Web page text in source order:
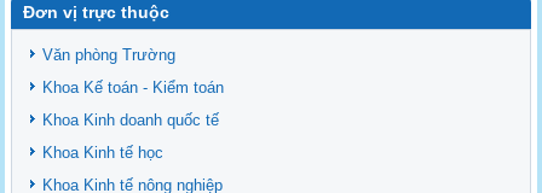
Đơn vị trực thuộc
Văn phòng Trường
Khoa Kế toán - Kiểm toán
Khoa Kinh doanh quốc tế
Khoa Kinh tế học
Khoa Kinh tế nông nghiệp